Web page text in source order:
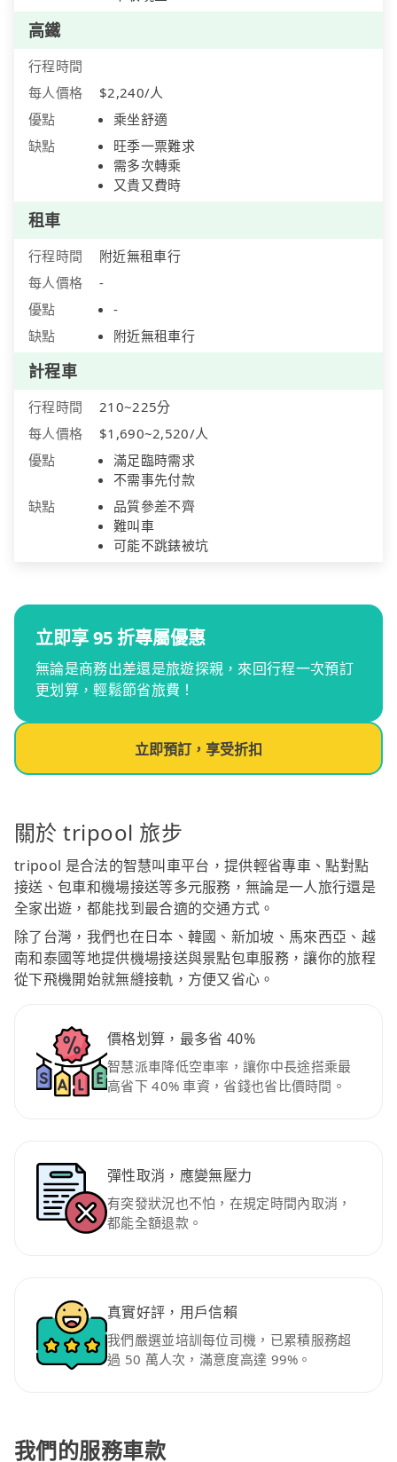
高鐵
行程時間
每人價格
$2,240/人
優點
乘坐舒適
缺點
旺季一票難求
需多次轉乘
又貴又費時
租車
行程時間
附近無租車行
每人價格
-
優點
-
缺點
附近無租車行
計程車
行程時間
210~225分
每人價格
$1,690~2,520/人
優點
滿足臨時需求
不需事先付款
缺點
品質參差不齊
難叫車
可能不跳錶被坑
立即享 95 折專屬優惠
無論是商務出差還是旅遊探親，來回行程一次預訂
更划算，輕鬆節省旅費！
立即預訂，享受折扣
關於 tripool 旅步
tripool 是合法的智慧叫車平台，提供輕省專車、點對點
接送、包車和機場接送等多元服務，無論是一人旅行還是
全家出遊，都能找到最合適的交通方式。
除了台灣，我們也在日本、韓國、新加坡、馬來西亞、越
南和泰國等地提供機場接送與景點包車服務，讓你的旅程
從下飛機開始就無縫接軌，方便又省心。
價格划算，最多省 40%
智慧派車降低空車率，讓你中長途搭乘最
高省下 40% 車資，省錢也省比價時間。
彈性取消，應變無壓力
有突發狀況也不怕，在規定時間內取消，
都能全額退款。
真實好評，用戶信賴
我們嚴選並培訓每位司機，已累積服務超
過 50 萬人次，滿意度高達 99%。
我們的服務車款